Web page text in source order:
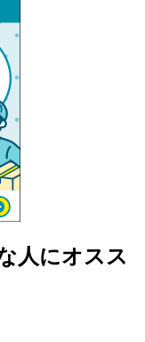
人にオスス